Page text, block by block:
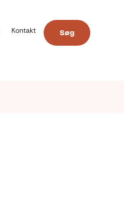
Kontakt Søg